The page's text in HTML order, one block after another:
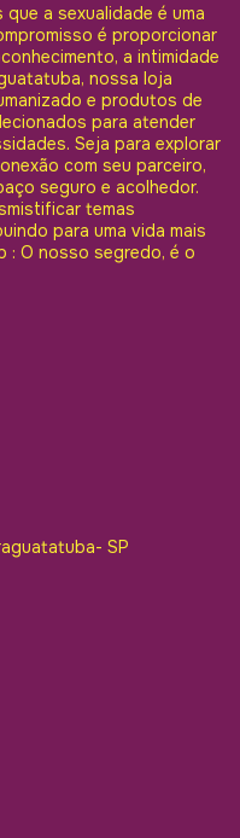
a sexualidade é uma
é proporcionar
a intimidade
nossa loja
e produtos de
para atender
Seja para explorar
com seu parceiro,
seguro e acolhedor.
temas
para uma vida mais
: O nosso segredo, é o
SP